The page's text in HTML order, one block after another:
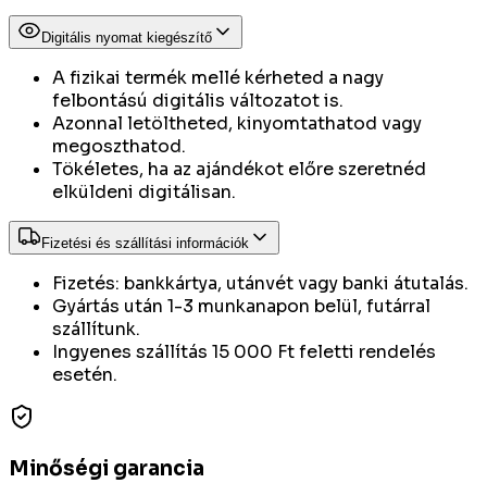
Digitális nyomat kiegészítő
A fizikai termék mellé kérheted a nagy
felbontású digitális változatot is.
Azonnal letöltheted, kinyomtathatod vagy
megoszthatod.
Tökéletes, ha az ajándékot előre szeretnéd
elküldeni digitálisan.
Fizetési és szállítási információk
Fizetés: bankkártya, utánvét vagy banki átutalás.
Gyártás után 1-3 munkanapon belül, futárral
szállítunk.
Ingyenes szállítás 15 000 Ft feletti rendelés
esetén.
Minőségi garancia